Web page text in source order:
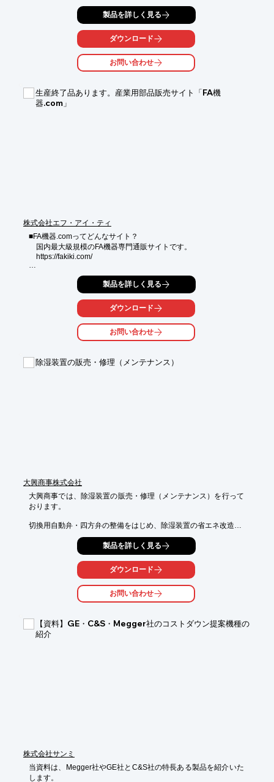
パッケージ『在庫将軍』についてご紹介しています。
在庫管理に必要十分な機能を標準搭載しておりますので、
即導入でき、さらにお客様の作業にピッタリフィットするための
個別カスタマイズもOK。
使えるシステムをローコストでご提供いたします。
■はじめに
■「在庫将軍」でできる業務とフロー
製品を詳しく見る
ダウンロード
お問い合わせ
生産終了品あります。産業用部品販売サイト「FA機
器.com」
株式会社エフ・アイ・ティ
■FA機器.comってどんなサイト？
国内最大級規模のFA機器専門通販サイトです。
https://fakiki.com/
「価値ある部品をすべてのエンジニアへ」をコンセプトに、
産業用部品のリユース販売をしています。
PLC、タッチパネル、サーボアンプ・モータはもちろん、表示
灯・スイッチなどの部品もそろえております。
在庫数は4万点以上、未使用品や生産終了品も多数ございま
弊社運営の「FA機器買取.com」よりご依頼のあった企業様から
製品を詳しく見る
ダウンロード
お問い合わせ
除湿装置の販売・修理（メンテナンス）
大興商事株式会社
大興商事では、除湿装置の販売・修理（メンテナンス）を行って
おります。
切換用自動弁・四方弁の整備をはじめ、除湿装置の省エネ改造、
吸着剤の交換作業などを実施。
また、運転中の除湿装置に性能分析測定器をセットして露点・各
温度・圧力・流量などのデータを総合的に分析して原因調査及
対策を迅速に行います。
■切換用自動弁・四方弁の整備
■除湿装置の省エネ改造
製品を詳しく見る
ダウンロード
お問い合わせ
【資料】GE・C&S・Megger社のコストダウン提案機種の
紹介
株式会社サンミ
当資料は、Megger社やGE社とC&S社の特長ある製品を紹介いた
します。